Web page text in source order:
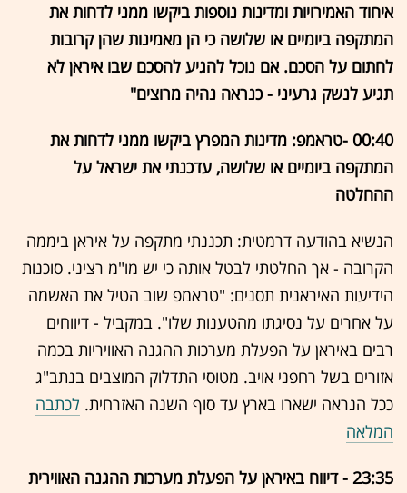
איחוד האמירויות ומדינות נוספות ביקשו ממני לדחות את
המתקפה ביומיים או שלושה כי הן מאמינות שהן קרובות
לחתום על הסכם. אם נוכל להגיע להסכם שבו איראן לא
תגיע לנשק גרעיני - כנראה נהיה מרוצים"
00:40 -טראמפ: מדינות המפרץ ביקשו ממני לדחות את
המתקפה ביומיים או שלושה, עדכנתי את ישראל על
ההחלטה
הנשיא בהודעה דרמטית: תכננתי מתקפה על איראן ביממה
הקרובה - אך החלטתי לבטל אותה כי יש מו"מ רציני. סוכנות
הידיעות האיראנית תסנים: "טראמפ שוב הטיל את האשמה
על אחרים על נסיגתו מהטענות שלו". במקביל - דיווחים
רבים באיראן על הפעלת מערכות ההגנה האוויריות בכמה
אזורים בשל רחפני אויב. מטוסי התדלוק המוצבים בנתב"ג
ככל הנראה ישארו בארץ עד סוף השנה האזרחית. לכתבה
המלאה
23:35 - דיווח באיראן על הפעלת מערכות ההגנה האווירית